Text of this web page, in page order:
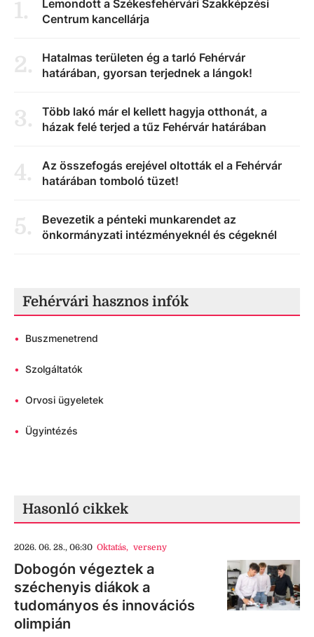
1.
Lemondott a Székesfehérvári Szakképzési
Centrum kancellárja
2.
Hatalmas területen ég a tarló Fehérvár
határában, gyorsan terjednek a lángok!
3.
Több lakó már el kellett hagyja otthonát, a
házak felé terjed a tűz Fehérvár határában
4.
Az összefogás erejével oltották el a Fehérvár
határában tomboló tüzet!
5.
Bevezetik a pénteki munkarendet az
önkormányzati intézményeknél és cégeknél
Fehérvári hasznos infók
• Buszmenetrend
• Szolgáltatók
• Orvosi ügyeletek
• Ügyintézés
Hasonló cikkek
2026. 06. 28., 06:30 Oktatás, verseny
Dobogón végeztek a
széchenyis diákok a
tudományos és innovációs
olimpián